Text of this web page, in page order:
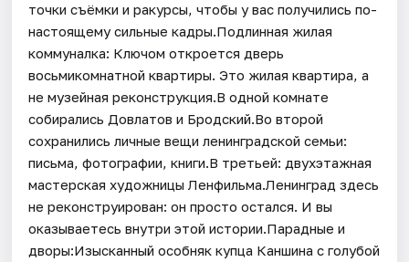
точки съёмки и ракурсы, чтобы у вас получились по-
настоящему сильные кадры.Подлинная жилая
коммуналка: Ключом откроется дверь
восьмикомнатной квартиры. Это жилая квартира, а
не музейная реконструкция.В одной комнате
собирались Довлатов и Бродский.Во второй
сохранились личные вещи ленинградской семьи:
письма, фотографии, книги.В третьей: двухэтажная
мастерская художницы Ленфильма.Ленинград здесь
не реконструирован: он просто остался. И вы
оказываетесь внутри этой истории.Парадные и
дворы:Изысканный особняк купца Каншина с голубой